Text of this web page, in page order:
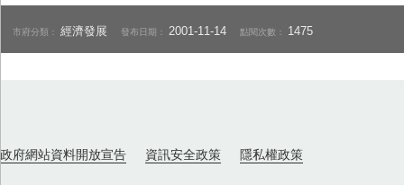
市府分類：經濟發展 發布日期： 2001-11-14 點閱次數： 1475
政府網站資料開放宣告 資訊安全政策 隱私權政策